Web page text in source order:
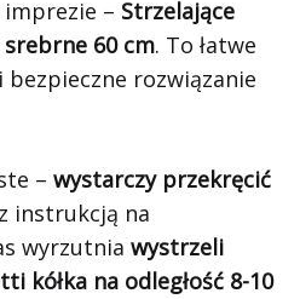
– Strzelające
60 cm. To łatwe
rozwiązanie
– wystarczy przekręcić
instrukcją na
wyrzutnia wystrzeli
kółka na odległość 8-10